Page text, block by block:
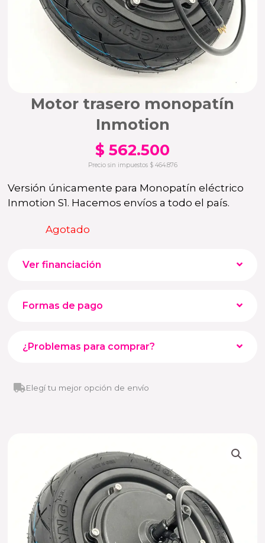
Motor trasero monopatín
Inmotion
$ 562.500
Precio sin impuestos $464.876
Versión únicamente para Monopatín eléctrico
Inmotion S1. Hacemos envíos a todo el país.
Agotado
Ver financiación
Formas de pago
¿Problemas para comprar?
Elegí tu mejor opción de envío